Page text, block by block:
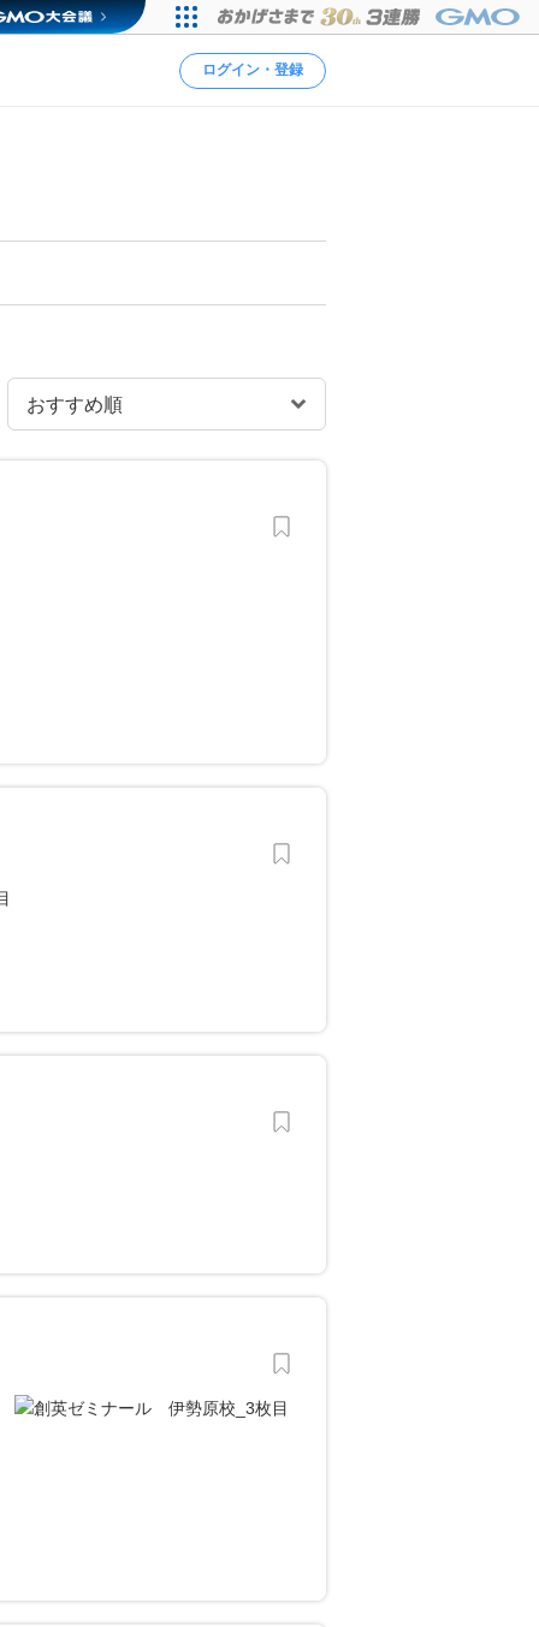
ログイン・登録